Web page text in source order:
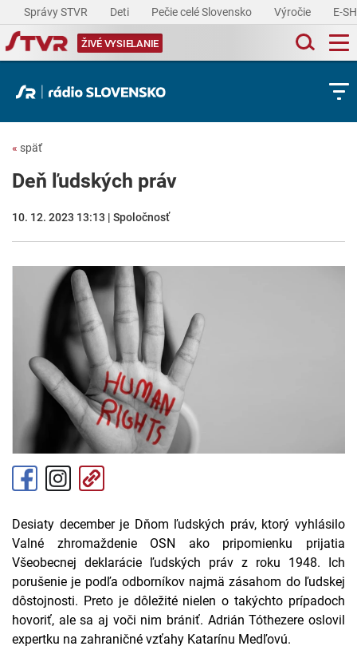
Správy STVR Deti Pečie celé Slovensko Výročie E-
ŽIVÉ VYSIELANIE
« späť
Deň ľudských práv
10. 12. 2023 13:13 | Spoločnosť
Desiaty december je Dňom ľudských práv, ktorý vyhlásilo
Valné zhromaždenie OSN ako pripomienku prijatia
Všeobecnej deklarácie ľudských práv z roku 1948. Ich
porušenie je podľa odborníkov najmä zásahom do ľudskej
dôstojnosti. Preto je dôležité nielen o takýchto prípadoch
hovoriť, ale sa aj voči nim brániť. Adrián Tóthezere oslovil
expertku na zahraničné vzťahy Katarínu Medľovú.